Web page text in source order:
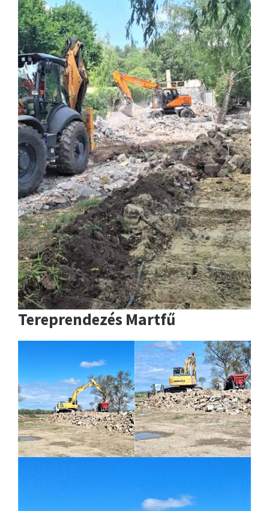
Tereprendezés Martfű